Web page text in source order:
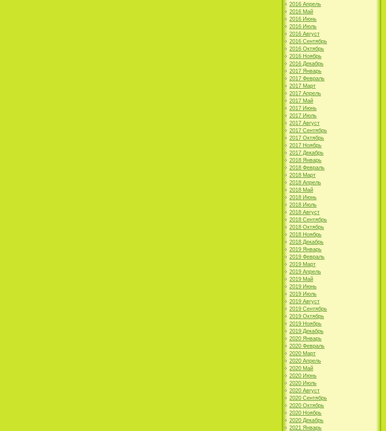
2016 Апрель
2016 Май
2016 Июнь
2016 Июль
2016 Август
2016 Сентябрь
2016 Октябрь
2016 Ноябрь
2016 Декабрь
2017 Январь
2017 Февраль
2017 Март
2017 Апрель
2017 Май
2017 Июнь
2017 Июль
2017 Август
2017 Сентябрь
2017 Октябрь
2017 Ноябрь
2017 Декабрь
2018 Январь
2018 Февраль
2018 Март
2018 Апрель
2018 Май
2018 Июнь
2018 Июль
2018 Август
2018 Сентябрь
2018 Октябрь
2018 Ноябрь
2018 Декабрь
2019 Январь
2019 Февраль
2019 Март
2019 Апрель
2019 Май
2019 Июнь
2019 Июль
2019 Август
2019 Сентябрь
2019 Октябрь
2019 Ноябрь
2019 Декабрь
2020 Январь
2020 Февраль
2020 Март
2020 Апрель
2020 Май
2020 Июнь
2020 Июль
2020 Август
2020 Сентябрь
2020 Октябрь
2020 Ноябрь
2020 Декабрь
2021 Январь